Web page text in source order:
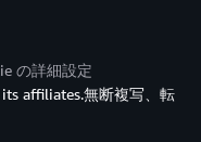
の詳細設定
affiliates.無断複写、転